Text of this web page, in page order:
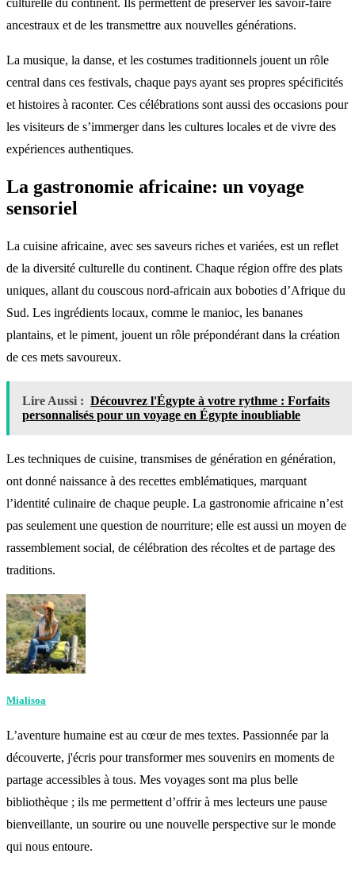
culturelle du continent. Ils permettent de préserver les savoir-faire
ancestraux et de les transmettre aux nouvelles générations.
La musique, la danse, et les costumes traditionnels jouent un rôle
central dans ces festivals, chaque pays ayant ses propres spécificités
et histoires à raconter. Ces célébrations sont aussi des occasions pour
les visiteurs de s’immerger dans les cultures locales et de vivre des
expériences authentiques.
La gastronomie africaine: un voyage
sensoriel
La cuisine africaine, avec ses saveurs riches et variées, est un reflet
de la diversité culturelle du continent. Chaque région offre des plats
uniques, allant du couscous nord-africain aux boboties d’Afrique du
Sud. Les ingrédients locaux, comme le manioc, les bananes
plantains, et le piment, jouent un rôle prépondérant dans la création
de ces mets savoureux.
Lire Aussi : Découvrez l'Égypte à votre rythme : Forfaits
personnalisés pour un voyage en Égypte inoubliable
Les techniques de cuisine, transmises de génération en génération,
ont donné naissance à des recettes emblématiques, marquant
l’identité culinaire de chaque peuple. La gastronomie africaine n’est
pas seulement une question de nourriture; elle est aussi un moyen de
rassemblement social, de célébration des récoltes et de partage des
traditions.
Mialisoa
L’aventure humaine est au cœur de mes textes. Passionnée par la
découverte, j'écris pour transformer mes souvenirs en moments de
partage accessibles à tous. Mes voyages sont ma plus belle
bibliothèque ; ils me permettent d’offrir à mes lecteurs une pause
bienveillante, un sourire ou une nouvelle perspective sur le monde
qui nous entoure.